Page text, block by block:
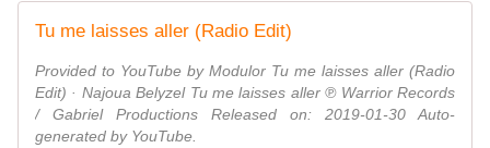
Tu me laisses aller (Radio Edit)
Provided to YouTube by Modulor Tu me laisses aller (Radio
Edit) · Najoua Belyzel Tu me laisses aller ℗ Warrior Records
/ Gabriel Productions Released on: 2019-01-30 Auto-
generated by YouTube.